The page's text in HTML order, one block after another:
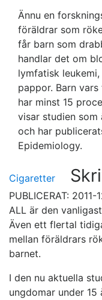
Ännu en
föräldrar som
får barn som
handlar det om
lymfatisk
pappor. Barn
har minst 15
visar studien
och har
Epidemiology.
Cigaretter
PUBLICERAT: 2011-
ALL är den
Även ett flertal
mellan föräldrars
barnet.
I den nu aktuella
ungdomar under